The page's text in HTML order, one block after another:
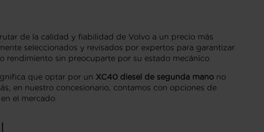
de la calidad y fiabilidad de Volvo a un precio más
seleccionados y revisados por expertos para garantizar
sin preocuparte por su estado mecánico.
que optar por un XC40 diesel de segunda mano no
en nuestro concesionario, contamos con opciones de
el mercado.